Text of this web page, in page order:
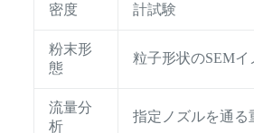
密度
計試験
粉末形
態
粒子形状のSEMイ
流量分
析
指定ノズルを通る